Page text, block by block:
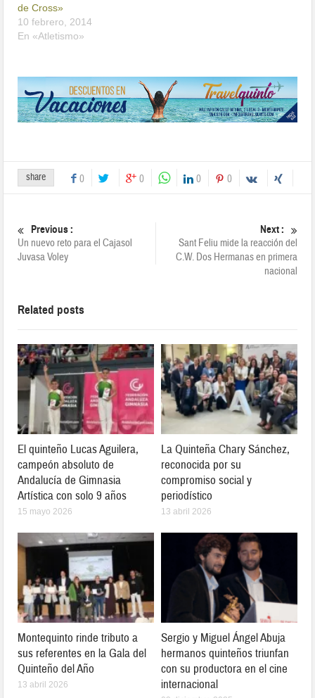
de Cross»
10 febrero, 2014
En «Atletismo»
share 0 0 0 0
Previous :
Un nuevo reto para el Cajasol
Juvasa Voley
Next :
Sant Feliu mide la reacción del
C.W. Dos Hermanas en primera
nacional
Related posts
El quinteño Lucas Aguilera,
campeón absoluto de
Andalucía de Gimnasia
Artística con solo 9 años
15 mayo 2026
La Quinteña Chary Sánchez,
reconocida por su
compromiso social y
periodístico
13 abril 2026
Montequinto rinde tributo a
sus referentes en la Gala del
Quinteño del Año
13 abril 2026
Sergio y Miguel Ángel Abuja
hermanos quinteños triunfan
con su productora en el cine
internacional